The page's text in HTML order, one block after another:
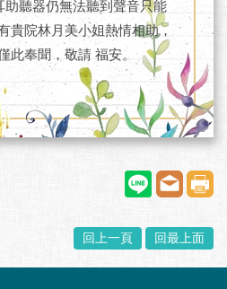
助聽器仍無法聽到聲音只能
貴院林月美小姐熱情相助，
此奉聞，敬請 福安。
回上一頁 回最上面